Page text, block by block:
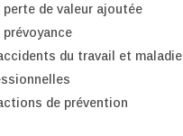
perte de valeur ajoutée
prévoyance
du travail et maladie
de prévention